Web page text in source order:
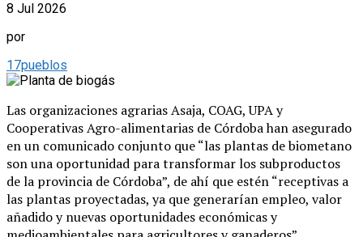
8 Jul 2026
por
17pueblos
Las organizaciones agrarias Asaja, COAG, UPA y
Cooperativas Agro-alimentarias de Córdoba han asegurado
en un comunicado conjunto que “las plantas de biometano
son una oportunidad para transformar los subproductos
de la provincia de Córdoba”, de ahí que estén “receptivas a
las plantas proyectadas, ya que generarían empleo, valor
añadido y nuevas oportunidades económicas y